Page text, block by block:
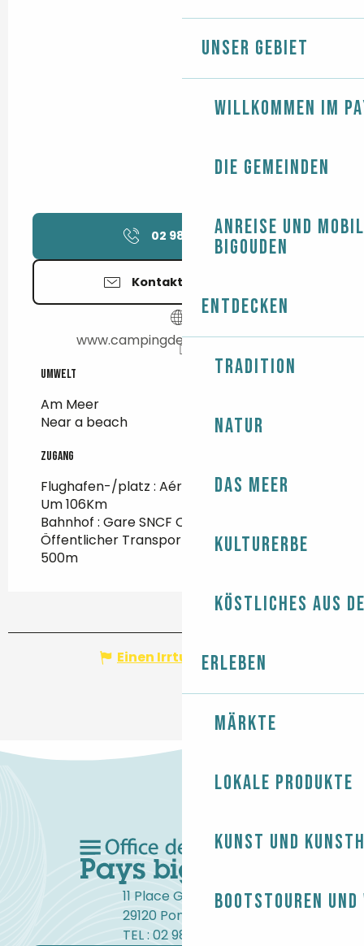
Unser Gebiet
Willkommen im
Die Gemeinden
Anreise und
Bigouden
Entdecken
Tradition
Natur
Das Meer
Kulturerbe
Köstliches aus
Erleben
Märkte
Lokale Produkte
Kunst und
Bootstouren
02 98 87 84▒▒
Kontaktieren Sie uns
www.campingdessablesblancs.fr
Umwelt
Umwelt
Am Meer
Near a beach
Zugang
Zugang
Flughafen-/platz : Aéroport Brest Bretagne
Um 106Km
Bahnhof : Gare SNCF Quimper Um 30Km
Öffentlicher Transport : Keralouet Um
500m
Einen Irrtum angeben
11 Place Gambetta
29120 Pont-l'Abbé
TEL : 02 98 82 37 99